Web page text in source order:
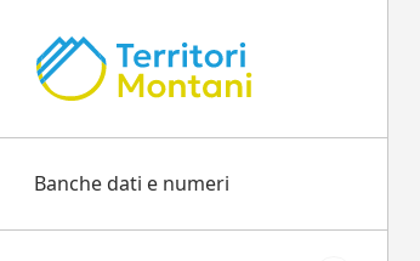
Banche dati e numeri